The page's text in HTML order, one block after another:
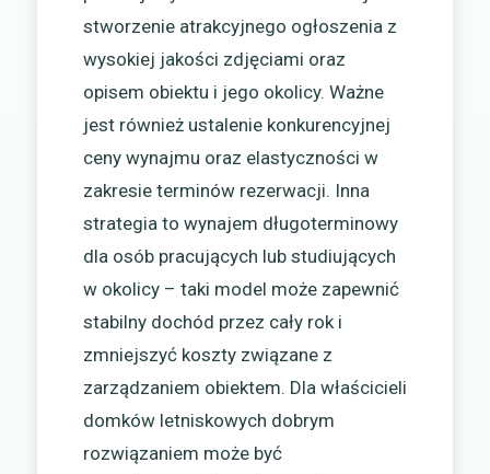
stworzenie atrakcyjnego ogłoszenia z
wysokiej jakości zdjęciami oraz
opisem obiektu i jego okolicy. Ważne
jest również ustalenie konkurencyjnej
ceny wynajmu oraz elastyczności w
zakresie terminów rezerwacji. Inna
strategia to wynajem długoterminowy
dla osób pracujących lub studiujących
w okolicy – taki model może zapewnić
stabilny dochód przez cały rok i
zmniejszyć koszty związane z
zarządzaniem obiektem. Dla właścicieli
domków letniskowych dobrym
rozwiązaniem może być